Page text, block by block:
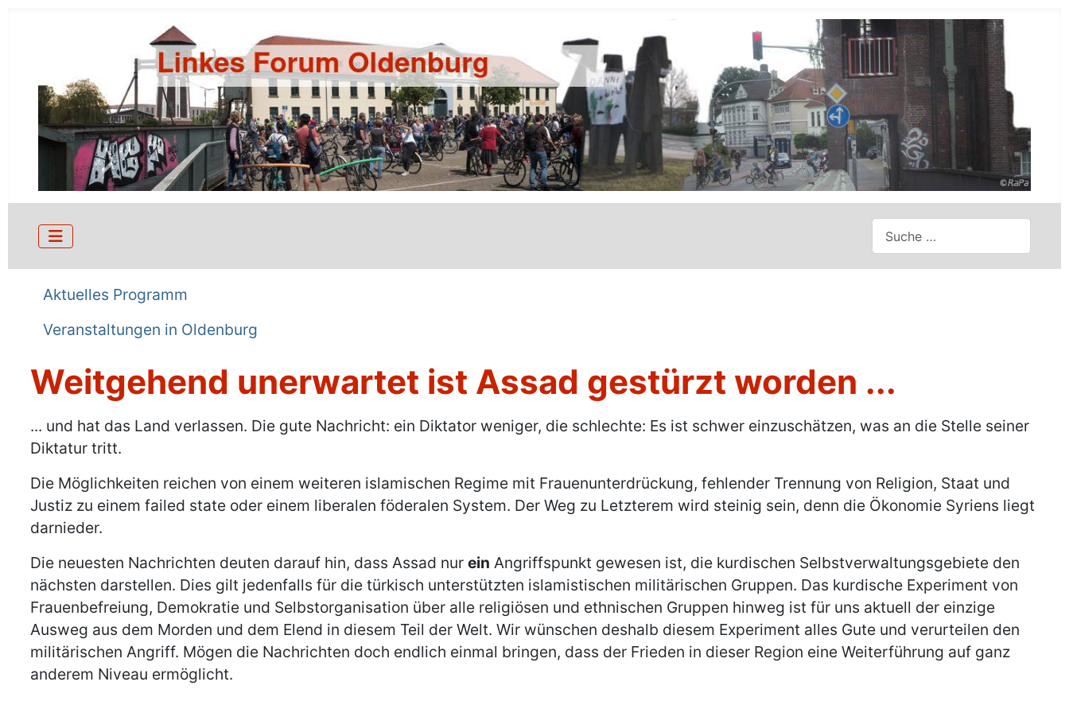
Suchen
Aktuelles Programm
Veranstaltungen in Oldenburg
Weitgehend unerwartet ist Assad gestürzt worden ...
Details
... und hat das Land verlassen. Die gute Nachricht: ein Diktator weniger, die schlechte: Es ist schwer einzuschätzen, was an die Stelle seiner
Diktatur tritt.
Die Möglichkeiten reichen von einem weiteren islamischen Regime mit Frauenunterdrückung, fehlender Trennung von Religion, Staat und
Justiz zu einem failed state oder einem liberalen föderalen System. Der Weg zu Letzterem wird steinig sein, denn die Ökonomie Syriens liegt
darnieder.
Die neuesten Nachrichten deuten darauf hin, dass Assad nurein Angriffspunkt gewesen ist, die kurdischen Selbstverwaltungsgebiete den
nächsten darstellen. Dies gilt jedenfalls für die türkisch unterstützten islamistischen militärischen Gruppen. Das kurdische Experiment von
Frauenbefreiung, Demokratie und Selbstorganisation über alle religiösen und ethnischen Gruppen hinweg ist für uns aktuell der einzige
Ausweg aus dem Morden und dem Elend in diesem Teil der Welt. Wir wünschen deshalb diesem Experiment alles Gute und verurteilen den
militärischen Angriff. Mögen die Nachrichten doch endlich einmal bringen, dass der Frieden in dieser Region eine Weiterführung auf ganz
anderem Niveau ermöglicht.